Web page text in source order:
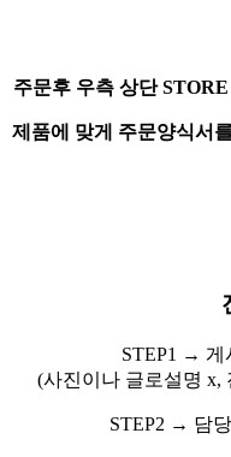
주문후 우측 상단
제품에 맞게 주문양식서
STEP1 → 게
(사진이나 글로설명 x,
STEP2 → 담